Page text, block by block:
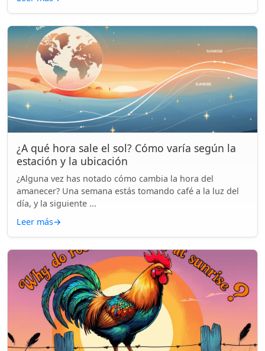
¿A qué hora sale el sol? Cómo varía según la
estación y la ubicación
¿Alguna vez has notado cómo cambia la hora del
amanecer? Una semana estás tomando café a la luz del
día, y la siguiente ...
Leer más→